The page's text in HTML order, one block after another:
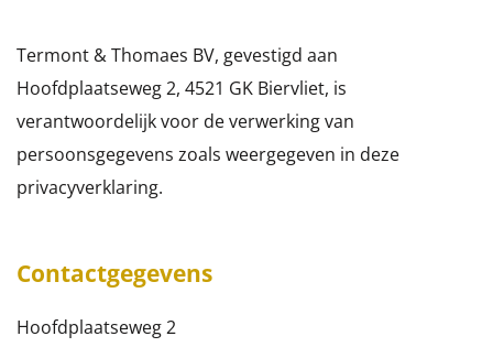
Termont & Thomaes BV, gevestigd aan
Hoofdplaatseweg 2, 4521 GK Biervliet, is
verantwoordelijk voor de verwerking van
persoonsgegevens zoals weergegeven in deze
privacyverklaring.
Contactgegevens
Hoofdplaatseweg 2